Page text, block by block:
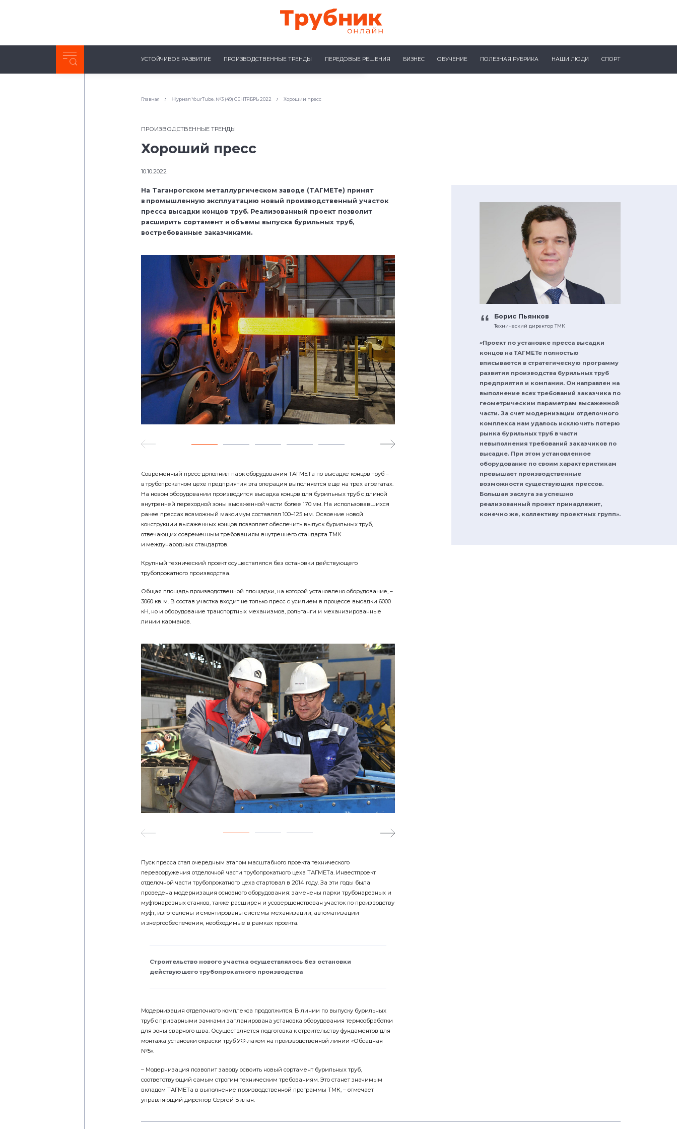
Неделя с ТМК. Выпуск №27 (225)
УСТОЙЧИВОЕ РАЗВИТИЕ ПРОИЗВОДСТВЕННЫЕ ТРЕНДЫ ПЕРЕДОВЫЕ РЕШЕНИЯ БИЗНЕС ОБУЧЕНИЕ ПОЛЕЗНАЯ РУБРИКА НАШИ ЛЮДИ СПОРТ
Главная Журнал YourTube. №3 (49) СЕНТЯБРЬ 2022 Хороший пресс
ПРОИЗВОДСТВЕННЫЕ ТРЕНДЫ
Хороший пресс
10.10.2022
На Таганрогском металлургическом заводе (ТАГМЕТе) принят
в промышленную эксплуатацию новый производственный участок
пресса высадки концов труб. Реализованный проект позволит
расширить сортамент и объемы выпуска бурильных труб,
востребованные заказчиками.
Современный пресс дополнил парк оборудования ТАГМЕТа по высадке концов труб –
в трубопрокатном цехе предприятия эта операция выполняется еще на трех агрегатах.
На новом оборудовании производится высадка концов для бурильных труб с длиной
внутренней переходной зоны высаженной части более 170 мм. На использовавшихся
ранее прессах возможный максимум составлял 100–125 мм. Освоение новой
конструкции высаженных концов позволяет обеспечить выпуск бурильных труб,
отвечающих современным требованиям внутреннего стандарта ТМК
и международных стандартов.
Крупный технический проект осуществлялся без остановки действующего
трубопрокатного производства.
Общая площадь производственной площадки, на которой установлено оборудование, –
3060 кв. м. В состав участка входит не только пресс с усилием в процессе высадки 6000
кН, но и оборудование транспортных механизмов, рольганги и механизированные
линии карманов.
Пуск пресса стал очередным этапом масштабного проекта технического
перевооружения отделочной части трубопрокатного цеха ТАГМЕТа. Инвестпроект
отделочной части трубопрокатного цеха стартовал в 2014 году. За эти годы была
проведена модернизация основного оборудования: заменены парки трубонарезных и
муфтонарезных станков, также расширен и усовершенствован участок по производству
муфт, изготовлены и смонтированы системы механизации, автоматизации
и энергообеспечения, необходимые в рамках проекта.
Строительство нового участка осуществлялось без остановки
действующего трубопрокатного производства
Модернизация отделочного комплекса продолжится. В линии по выпуску бурильных
труб с приварными замками запланирована установка оборудования термообработки
для зоны сварного шва. Осуществляется подготовка к строительству фундаментов для
монтажа установки окраски труб УФ-лаком на производственной линии «Обсадная
№5».
– Модернизация позволит заводу освоить новый сортамент бурильных труб,
соответствующий самым строгим техническим требованиям. Это станет значимым
вкладом ТАГМЕТа в выполнение производственной программы ТМК, – отмечает
управляющий директор Сергей Билан.
Борис Пьянков
Технический директор ТМК
«Проект по установке пресса высадки
концов на ТАГМЕТе полностью
вписывается в стратегическую программу
развития производства бурильных труб
предприятия и компании. Он направлен на
выполнение всех требований заказчика по
геометрическим параметрам высаженной
части. За счет модернизации отделочного
комплекса нам удалось исключить потерю
рынка бурильных труб в части
невыполнения требований заказчиков по
высадке. При этом установленное
оборудование по своим характеристикам
превышает производственные
возможности существующих прессов.
Большая заслуга за успешно
реализованный проект принадлежит,
конечно же, коллективу проектных групп».